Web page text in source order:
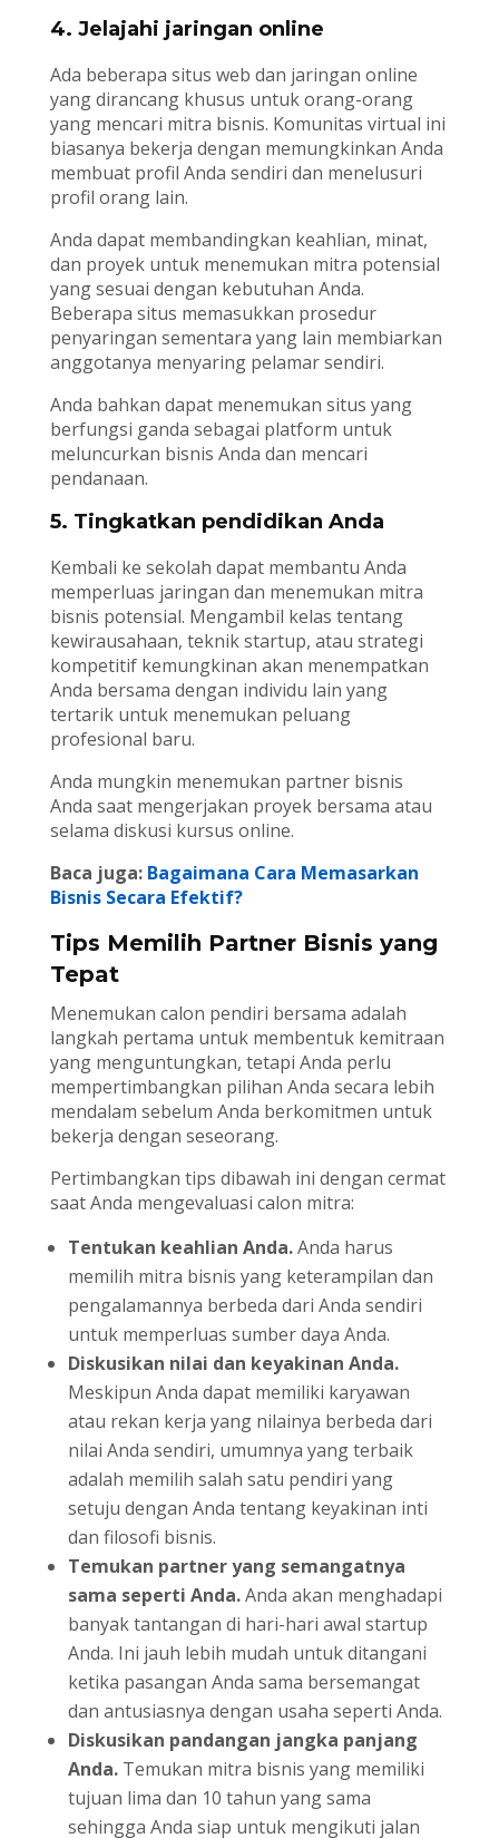
4. Jelajahi jaringan online
Ada beberapa situs web dan jaringan online
yang dirancang khusus untuk orang-orang
yang mencari mitra bisnis. Komunitas virtual ini
biasanya bekerja dengan memungkinkan Anda
membuat profil Anda sendiri dan menelusuri
profil orang lain.
Anda dapat membandingkan keahlian, minat,
dan proyek untuk menemukan mitra potensial
yang sesuai dengan kebutuhan Anda.
Beberapa situs memasukkan prosedur
penyaringan sementara yang lain membiarkan
anggotanya menyaring pelamar sendiri.
Anda bahkan dapat menemukan situs yang
berfungsi ganda sebagai platform untuk
meluncurkan bisnis Anda dan mencari
pendanaan.
5. Tingkatkan pendidikan Anda
Kembali ke sekolah dapat membantu Anda
memperluas jaringan dan menemukan mitra
bisnis potensial. Mengambil kelas tentang
kewirausahaan, teknik startup, atau strategi
kompetitif kemungkinan akan menempatkan
Anda bersama dengan individu lain yang
tertarik untuk menemukan peluang
profesional baru.
Anda mungkin menemukan partner bisnis
Anda saat mengerjakan proyek bersama atau
selama diskusi kursus online.
Baca juga: Bagaimana Cara Memasarkan
Bisnis Secara Efektif?
Tips Memilih Partner Bisnis yang
Tepat
Menemukan calon pendiri bersama adalah
langkah pertama untuk membentuk kemitraan
yang menguntungkan, tetapi Anda perlu
mempertimbangkan pilihan Anda secara lebih
mendalam sebelum Anda berkomitmen untuk
bekerja dengan seseorang.
Pertimbangkan tips dibawah ini dengan cermat
saat Anda mengevaluasi calon mitra:
Tentukan keahlian Anda.Anda harus
memilih mitra bisnis yang keterampilan dan
pengalamannya berbeda dari Anda sendiri
untuk memperluas sumber daya Anda.
Diskusikan nilai dan keyakinan Anda.
Meskipun Anda dapat memiliki karyawan
atau rekan kerja yang nilainya berbeda dari
nilai Anda sendiri, umumnya yang terbaik
adalah memilih salah satu pendiri yang
setuju dengan Anda tentang keyakinan inti
dan filosofi bisnis.
Temukan partner yang semangatnya
sama seperti Anda.Anda akan menghadapi
banyak tantangan di hari-hari awal startup
Anda. Ini jauh lebih mudah untuk ditangani
ketika pasangan Anda sama bersemangat
dan antusiasnya dengan usaha seperti Anda.
Diskusikan pandangan jangka panjang
Anda.Temukan mitra bisnis yang memiliki
tujuan lima dan 10 tahun yang sama
sehingga Anda siap untuk mengikuti jalan